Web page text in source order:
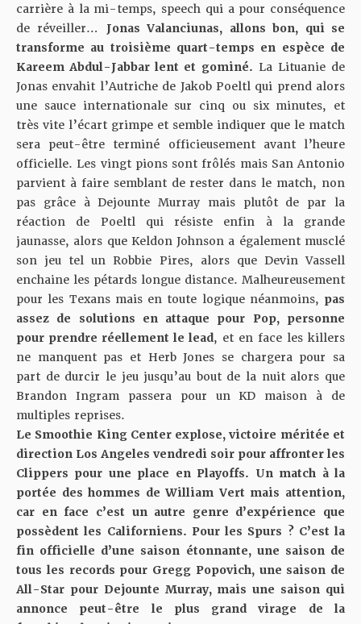
carrière à la mi-temps, speech qui a pour conséquence
de réveiller… Jonas Valanciunas, allons bon, qui se
transforme au troisième quart-temps en espèce de
Kareem Abdul-Jabbar lent et gominé. La Lituanie de
Jonas envahit l’Autriche de Jakob Poeltl qui prend alors
une sauce internationale sur cinq ou six minutes, et
très vite l’écart grimpe et semble indiquer que le match
sera peut-être terminé officieusement avant l’heure
officielle. Les vingt pions sont frôlés mais San Antonio
parvient à faire semblant de rester dans le match, non
pas grâce à Dejounte Murray mais plutôt de par la
réaction de Poeltl qui résiste enfin à la grande
jaunasse, alors que Keldon Johnson a également musclé
son jeu tel un Robbie Pires, alors que Devin Vassell
enchaine les pétards longue distance. Malheureusement
pour les Texans mais en toute logique néanmoins, pas
assez de solutions en attaque pour Pop, personne
pour prendre réellement le lead, et en face les killers
ne manquent pas et Herb Jones se chargera pour sa
part de durcir le jeu jusqu’au bout de la nuit alors que
Brandon Ingram passera pour un KD maison à de
multiples reprises.
Le Smoothie King Center explose, victoire méritée et
direction Los Angeles vendredi soir pour affronter les
Clippers pour une place en Playoffs. Un match à la
portée des hommes de William Vert mais attention,
car en face c’est un autre genre d’expérience que
possèdent les Californiens. Pour les Spurs ? C’est la
fin officielle d’une saison étonnante, une saison de
tous les records pour Gregg Popovich, une saison de
All-Star pour Dejounte Murray, mais une saison qui
annonce peut-être le plus grand virage de la